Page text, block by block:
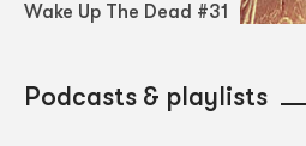
Wake Up The Dead #31
Podcasts & playlists